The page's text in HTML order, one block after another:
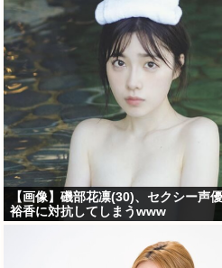
【画像】磯部花凛(30)、セクシー声
裕香に対抗してしまうwww